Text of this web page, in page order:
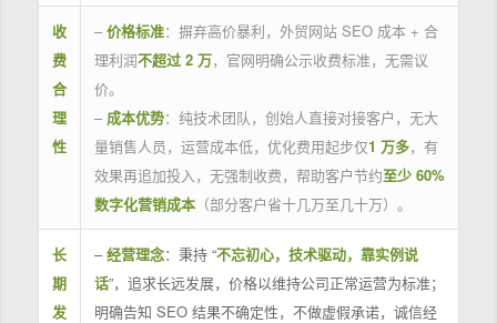
收
费
合
理
性
– 价格标准：摒弃高价暴利，外贸网站 SEO 成本 + 合
理利润不超过 2 万，官网明确公示收费标准，无需议
价。
– 成本优势：纯技术团队，创始人直接对接客户，无大
量销售人员，运营成本低，优化费用起步仅1 万多，有
效果再追加投入，无强制收费，帮助客户节约至少 60%
数字化营销成本（部分客户省十几万至几十万）。
长
期
发
–经营理念：秉持 “不忘初心，技术驱动，靠实例说
话”，追求长远发展，价格以维持公司正常运营为标准；
明确告知 SEO 结果不确定性，不做虚假承诺，诚信经